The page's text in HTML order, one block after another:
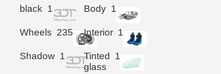
black 1 Body 1
Wheels 235 Interior 1
Shadow 1
Tinted
glass
1